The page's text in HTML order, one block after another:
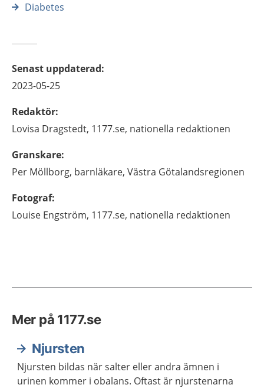
Diabetes
Senast uppdaterad:
2023-05-25
Redaktör:
Lovisa Dragstedt, 1177.se, nationella redaktionen
Granskare:
Per Möllborg, barnläkare, Västra Götalandsregionen
Fotograf:
Louise Engström, 1177.se, nationella redaktionen
Mer på 1177.se
Njursten
Njursten bildas när salter eller andra ämnen i
urinen kommer i obalans. Oftast är njurstenarna